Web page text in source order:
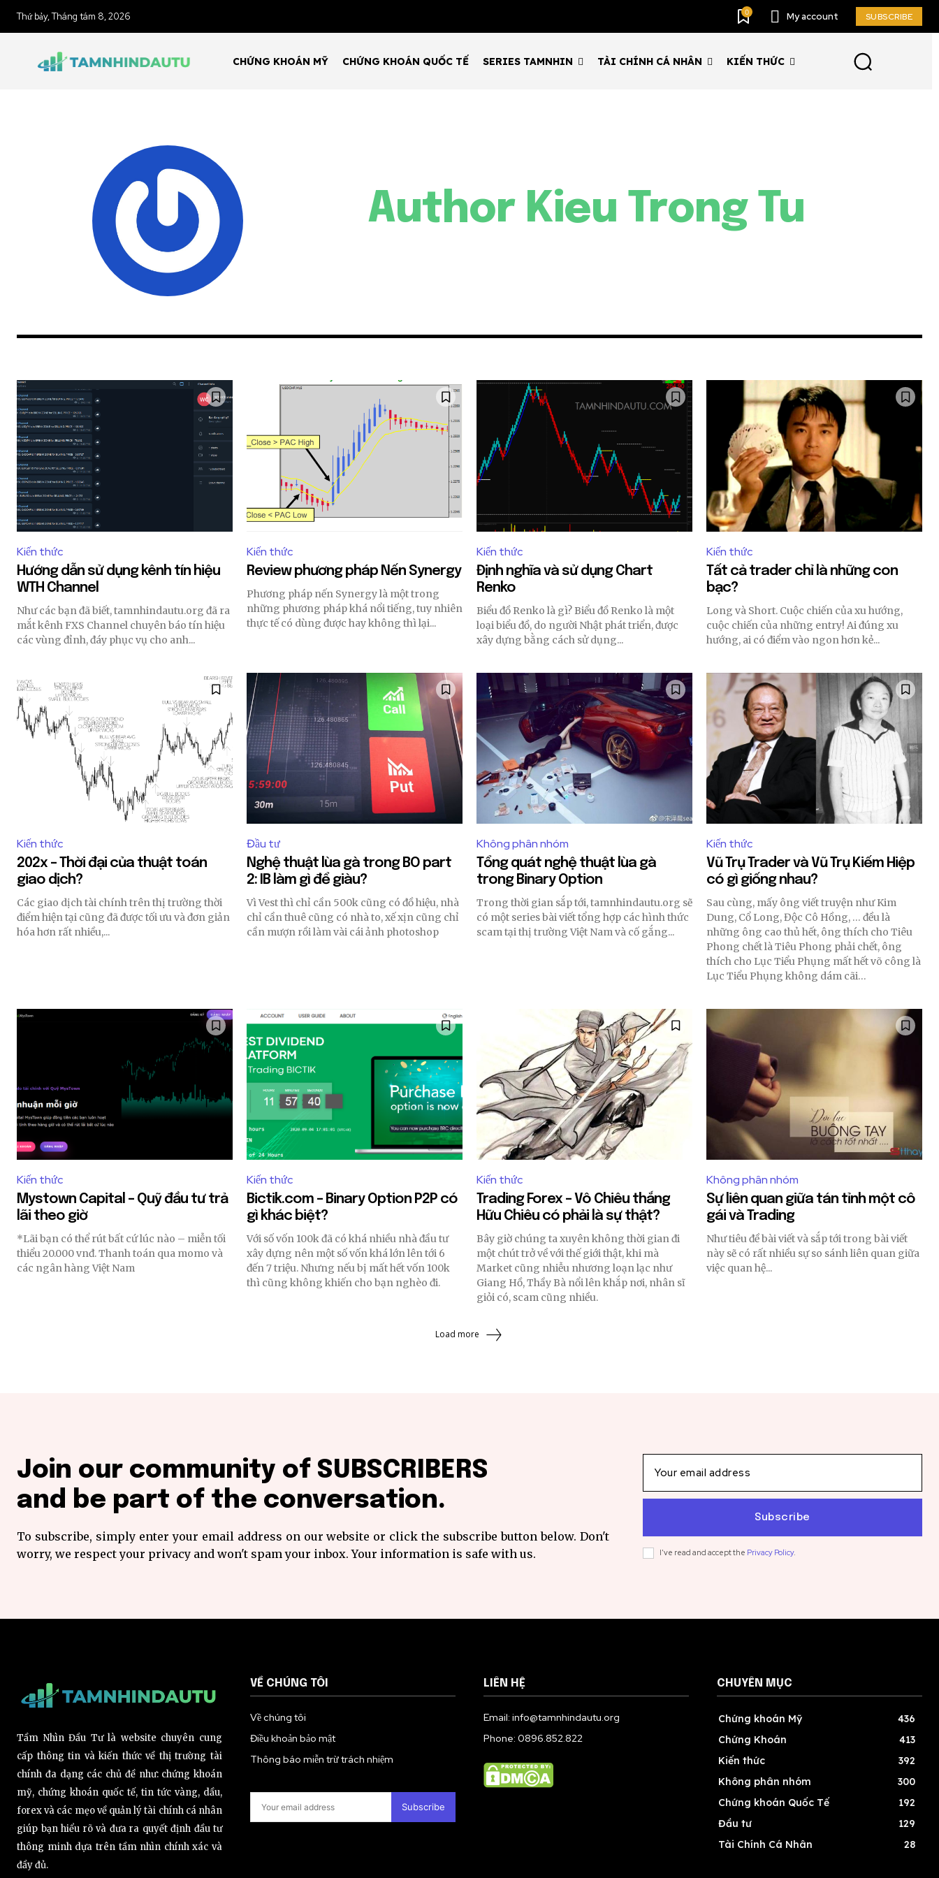
Join our community of
SUBSCRIBERS and be part
of the conversation.
To subscribe, simply enter your email address on our website or click
the subscribe button below. Don't worry, we respect your privacy and
won't spam your inbox. Your information is safe with us.
I've read and accept thePrivacy Policy
32,111 32,214 11,243
Thứ bảy, Tháng tám 8, 2026 0 My account SUBSCRIBE
CHỨNG KHOÁN MỸ CHỨNG KHOÁN QUỐC TẾ SERIES TAMNHIN TÀI CHÍNH CÁ NHÂN KIẾN THỨC
Author Kieu Trong Tu
Kiến thức
Hướng dẫn sử dụng kênh tín hiệu
WTH Channel
Như các bạn đã biết, tamnhindautu.org đã ra
mắt kênh FXS Channel chuyên báo tín hiệu
các vùng đỉnh, đáy phục vụ cho anh...
Kiến thức
Review phương pháp Nến Synergy
Phương pháp nến Synergy là một trong
những phương pháp khá nổi tiếng, tuy nhiên
thực tế có dùng được hay không thì lại...
Kiến thức
Định nghĩa và sử dụng Chart
Renko
Biểu đồ Renko là gì? Biểu đồ Renko là một
loại biểu đồ, do người Nhật phát triển, được
xây dựng bằng cách sử dụng...
Kiến thức
Tất cả trader chỉ là những con
bạc?
Long và Short. Cuộc chiến của xu hướng,
cuộc chiến của những entry! Ai đúng xu
hướng, ai có điểm vào ngon hơn kẻ...
Kiến thức
202x – Thời đại của thuật toán
giao dịch?
Các giao dịch tài chính trên thị trường thời
điểm hiện tại cũng đã được tối ưu và đơn giản
hóa hơn rất nhiều,...
Đầu tư
Nghệ thuật lùa gà trong BO part
2: IB làm gì để giàu?
Vì Vest thì chỉ cần 500k cũng có đồ hiệu, nhà
chỉ cần thuê cũng có nhà to, xế xịn cũng chỉ
cần mượn rồi làm vài cái ảnh photoshop
Không phân nhóm
Tổng quát nghệ thuật lùa gà
trong Binary Option
Trong thời gian sắp tới, tamnhindautu.org sẽ
có một series bài viết tổng hợp các hình thức
scam tại thị trường Việt Nam và cố gắng...
Kiến thức
Vũ Trụ Trader và Vũ Trụ Kiếm Hiệp
có gì giống nhau?
Sau cùng, mấy ông viết truyện như Kim
Dung, Cổ Long, Độc Cô Hồng, … đều là
những ông cao thủ hết, ông thích cho Tiêu
Phong chết là Tiêu Phong phải chết, ông
thích cho Lục Tiểu Phụng mất hết võ công là
Lục Tiểu Phụng không dám cãi…
Kiến thức
Mystown Capital – Quỹ đầu tư trả
lãi theo giờ
*Lãi bạn có thể rút bất cứ lúc nào – miễn tối
thiểu 20.000 vnđ. Thanh toán qua momo và
các ngân hàng Việt Nam
Kiến thức
Bictik.com – Binary Option P2P có
gì khác biệt?
Với số vốn 100k đã có khá nhiều nhà đầu tư
xây dựng nên một số vốn khá lớn lên tới 6
đến 7 triệu. Nhưng nếu bị mất hết vốn 100k
thì cũng không khiến cho bạn nghèo đi.
Kiến thức
Trading Forex – Vô Chiêu thắng
Hữu Chiêu có phải là sự thật?
Bây giờ chúng ta xuyên không thời gian đi
một chút trở về với thế giới thật, khi mà
Market cũng nhiễu nhương loạn lạc như
Giang Hồ, Thầy Bà nổi lên khắp nơi, nhân sĩ
giỏi có, scam cũng nhiều.
Không phân nhóm
Sự liên quan giữa tán tỉnh một cô
gái và Trading
Như tiêu đề bài viết và sắp tới trong bài viết
này sẽ có rất nhiều sự so sánh liên quan giữa
việc quan hệ...
Load more
Join our community of SUBSCRIBERS
and be part of the conversation.
To subscribe, simply enter your email address on our website or click the subscribe button below. Don't
worry, we respect your privacy and won't spam your inbox. Your information is safe with us.
Subscribe
I've read and accept the Privacy Policy.
Tầm Nhìn Đầu Tư là website chuyên cung
cấp thông tin và kiến thức về thị trường tài
chính đa dạng các chủ đề như: chứng khoán
mỹ, chứng khoán quốc tế, tin tức vàng, dầu,
forex và các mẹo về quản lý tài chính cá nhân
giúp bạn hiểu rõ và đưa ra quyết định đầu tư
thông minh dựa trên tầm nhìn chính xác và
đầy đủ.
VỀ CHÚNG TÔI
Về chúng tôi
Điều khoản bảo mật
Thông báo miễn trừ trách nhiệm
Subscribe
LIÊN HỆ
Email: info@tamnhindautu.org
Phone: 0896.852.822
CHUYÊN MỤC
Chứng khoán Mỹ
436
Chứng Khoán
413
Kiến thức
392
Không phân nhóm
300
Chứng khoán Quốc Tế
192
Đầu tư
129
Tài Chính Cá Nhân
28